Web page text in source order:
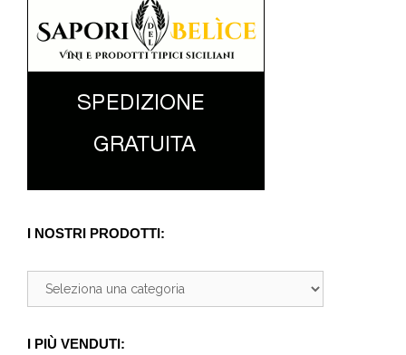
I NOSTRI PRODOTTI:
I PIÙ VENDUTI: